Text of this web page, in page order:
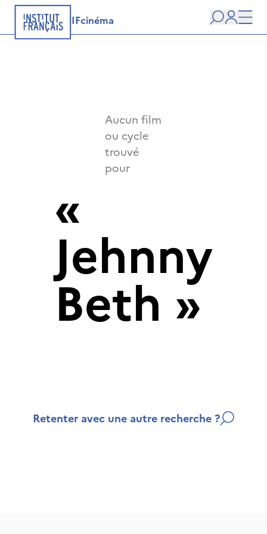
IFcinéma
user
Aucun film
ou cycle
trouvé
pour
«
Jehnny
Beth »
Retenter avec une autre recherche ?